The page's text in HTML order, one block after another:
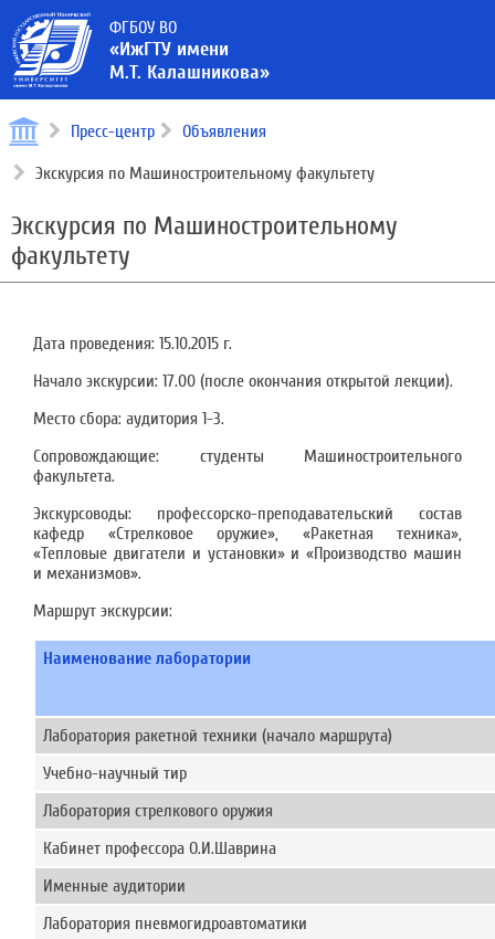
ФГБОУ ВО
«ИжГТУ имени
М.Т. Калашникова»
Пресс-центр Объявления
Экскурсия по Машиностроительному факультету
Экскурсия по Машиностроительному
факультету
Дата проведения: 15.10.2015 г.
Начало экскурсии: 17.00 (после окончания открытой лекции).
Место сбора: аудитория 1-3.
Сопровождающие: студенты Машиностроительного
факультета.
Экскурсоводы: профессорско-преподавательский состав
кафедр «Стрелковое оружие», «Ракетная техника»,
«Тепловые двигатели и установки» и «Производство машин
и механизмов».
Маршрут экскурсии:
Наименование лаборатории
Лаборатория ракетной техники (начало маршрута)
Учебно-научный тир
Лаборатория стрелкового оружия
Кабинет профессора О.И.Шаврина
Именные аудитории
Лаборатория пневмогидроавтоматики